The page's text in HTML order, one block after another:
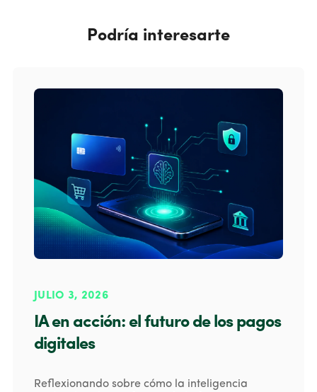
Podría interesarte
JULIO 3, 2026
IA en acción: el futuro de los pagos
digitales
Reflexionando sobre cómo la inteligencia